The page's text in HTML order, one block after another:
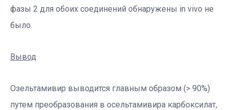
фазы 2 для обоих соединений обнаружены in vivo не
было.
Вывод
Озельтамивир выводится главным образом (> 90%)
путем преобразования в осельтамивира карбоксилат,